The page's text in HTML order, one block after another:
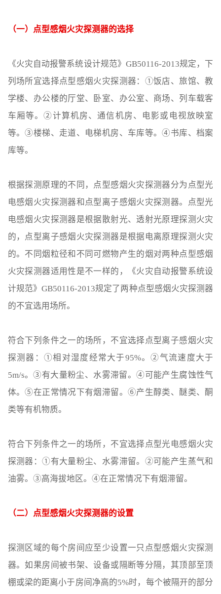
（一）点型感烟火灾探测器的选择
《火灾自动报警系统设计规范》GB50116-2013规定，下
列场所宜选择点型感烟火灾探测器：①饭店、旅馆、教
学楼、办公楼的厅堂、卧室、办公室、商场、列车载客
车厢等。②计算机房、通信机房、电影或电视放映室
等。③楼梯、走道、电梯机房、车库等。④书库、档案
库等。
根据探测原理的不同，点型感烟火灾探测器分为点型光
电感烟火灾探测器和点型离子感烟火灾探测器。点型光
电感烟火灾探测器是根据散射光、透射光原理探测火灾
的，点型离子感烟火灾探测器是根据电离原理探测火灾
的。不同烟粒径和不同可燃物产生的烟对两种点型感烟
火灾探测器适用性是不一样的，《火灾自动报警系统设
计规范》GB50116-2013规定了两种点型感烟火灾探测器
的不宜选用场所。
符合下列条件之一的场所，不宜选择点型离子感烟火灾
探测器：①相对湿度经常大于95%。②气流速度大于
5m/s。③有大量粉尘、水雾滞留。④可能产生腐蚀性气
体。⑤在正常情况下有烟滞留。⑥产生醇类、醚类、酮
类等有机物质。
符合下列条件之一的场所，不宜选择点型光电感烟火灾
探测器：①有大量粉尘、水雾滞留。②可能产生蒸气和
油雾。③高海拔地区。④在正常情况下有烟滞留。
（二）点型感烟火灾探测器的设置
探测区域的每个房间应至少设置一只点型感烟火灾探测
器。如果房间被书架、设备或隔断等分隔，其顶部至顶
棚或梁的距离小于房间净高的5%时，每个被隔开的部分